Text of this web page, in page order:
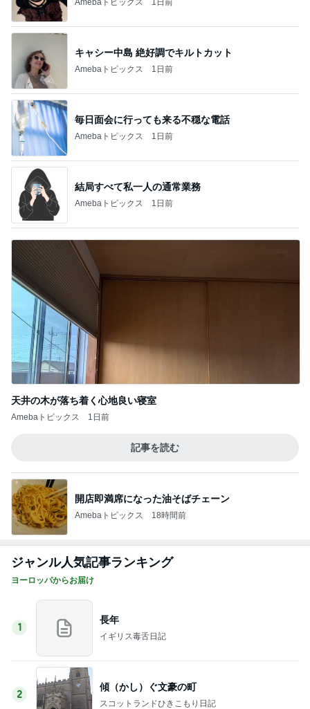
キャシー中島 絶好調でキルトカット
Amebaトピックス 1日前
毎日面会に行っても来る不穏な電話
Amebaトピックス 1日前
結局すべて私一人の通常業務
Amebaトピックス 1日前
天井の木が落ち着く心地良い寝室
Amebaトピックス 1日前
記事を読む
開店即満席になった油そばチェーン
Amebaトピックス 18時間前
ジャンル人気記事ランキング
ヨーロッパからお届け
1
長年
イギリス毒舌日記
2
傾（かし）ぐ文豪の町
スコットランドひきこもり日記